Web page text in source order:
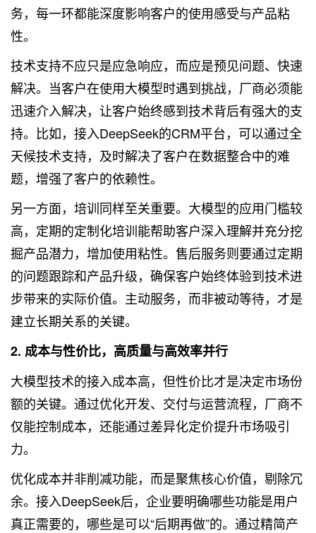
务，每一环都能深度影响客户的使用感受与产品粘
性。
技术支持不应只是应急响应，而应是预见问题、快速
解决。当客户在使用大模型时遇到挑战，厂商必须能
迅速介入解决，让客户始终感到技术背后有强大的支
持。比如，接入DeepSeek的CRM平台，可以通过全
天候技术支持，及时解决了客户在数据整合中的难
题，增强了客户的依赖性。
另一方面，培训同样至关重要。大模型的应用门槛较
高，定期的定制化培训能帮助客户深入理解并充分挖
掘产品潜力，增加使用粘性。售后服务则要通过定期
的问题跟踪和产品升级，确保客户始终体验到技术进
步带来的实际价值。主动服务，而非被动等待，才是
建立长期关系的关键。
2. 成本与性价比，高质量与高效率并行
大模型技术的接入成本高，但性价比才是决定市场份
额的关键。通过优化开发、交付与运营流程，厂商不
仅能控制成本，还能通过差异化定价提升市场吸引
力。
优化成本并非削减功能，而是聚焦核心价值，剔除冗
余。接入DeepSeek后，企业要明确哪些功能是用户
真正需要的，哪些是可以“后期再做”的。通过精简产